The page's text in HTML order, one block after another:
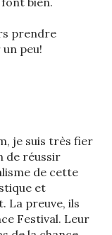
prendre
peu!
je suis très fier
de réussir
de cette
et
La preuve, ils
Festival. Leur